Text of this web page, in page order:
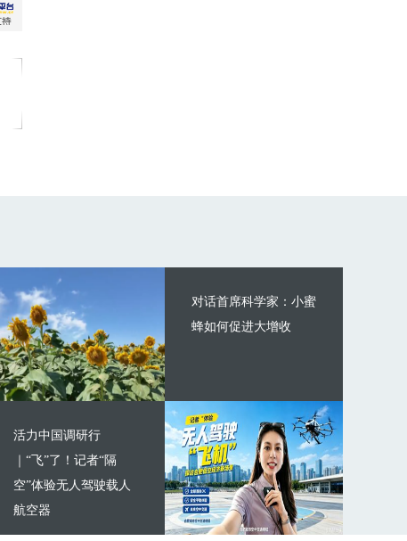
对话首席科学家：小蜜
蜂如何促进大增收
活力中国调研行
｜“飞”了！记者“隔
空”体验无人驾驶载人
航空器